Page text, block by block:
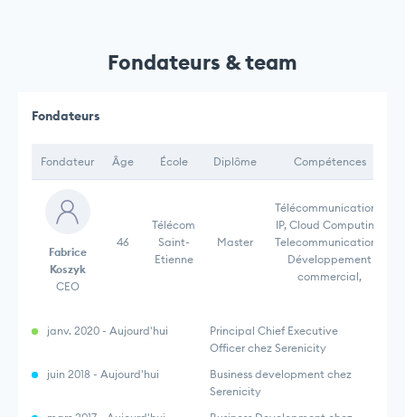
Fondateurs & team
Fondateurs
Fondateur Âge École Diplôme Compétences
Fabrice
Koszyk
CEO
46
Télécom
Saint-
Etienne
Master
Télécommunications,
IP, Cloud Computing,
Telecommunications,
Développement
commercial,
janv. 2020 - Aujourd'hui
Principal Chief Executive
Officer chez Serenicity
juin 2018 - Aujourd'hui
Business development chez
Serenicity